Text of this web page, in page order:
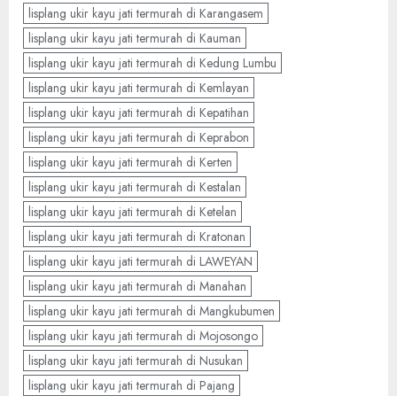
lisplang ukir kayu jati termurah di Karangasem
lisplang ukir kayu jati termurah di Kauman
lisplang ukir kayu jati termurah di Kedung Lumbu
lisplang ukir kayu jati termurah di Kemlayan
lisplang ukir kayu jati termurah di Kepatihan
lisplang ukir kayu jati termurah di Keprabon
lisplang ukir kayu jati termurah di Kerten
lisplang ukir kayu jati termurah di Kestalan
lisplang ukir kayu jati termurah di Ketelan
lisplang ukir kayu jati termurah di Kratonan
lisplang ukir kayu jati termurah di LAWEYAN
lisplang ukir kayu jati termurah di Manahan
lisplang ukir kayu jati termurah di Mangkubumen
lisplang ukir kayu jati termurah di Mojosongo
lisplang ukir kayu jati termurah di Nusukan
lisplang ukir kayu jati termurah di Pajang